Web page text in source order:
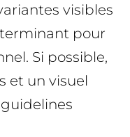
visibles
pour
Si possible,
et un visuel